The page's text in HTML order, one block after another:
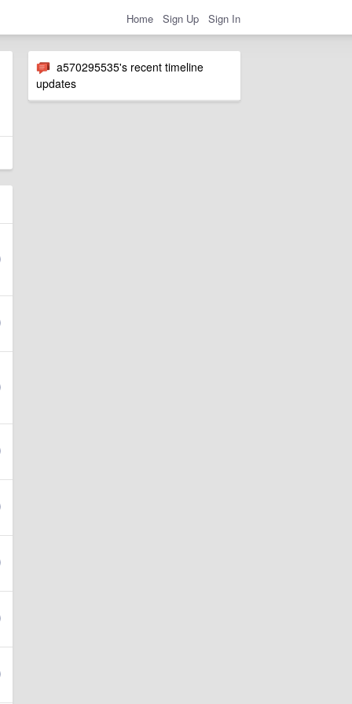
Home Sign Up Sign In
a570295535's recent timeline
updates